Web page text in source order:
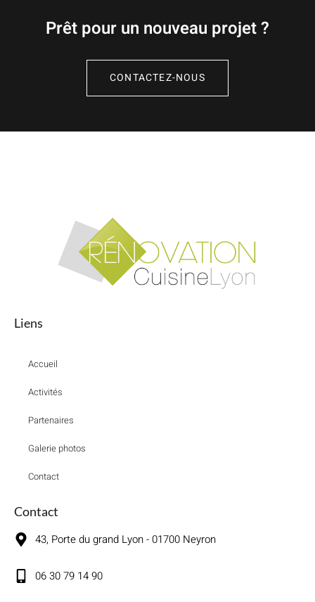
Prêt pour un nouveau projet ?
CONTACTEZ-NOUS
Liens
Accueil
Activités
Partenaires
Galerie photos
Contact
Contact
43, Porte du grand Lyon - 01700 Neyron
06 30 79 14 90